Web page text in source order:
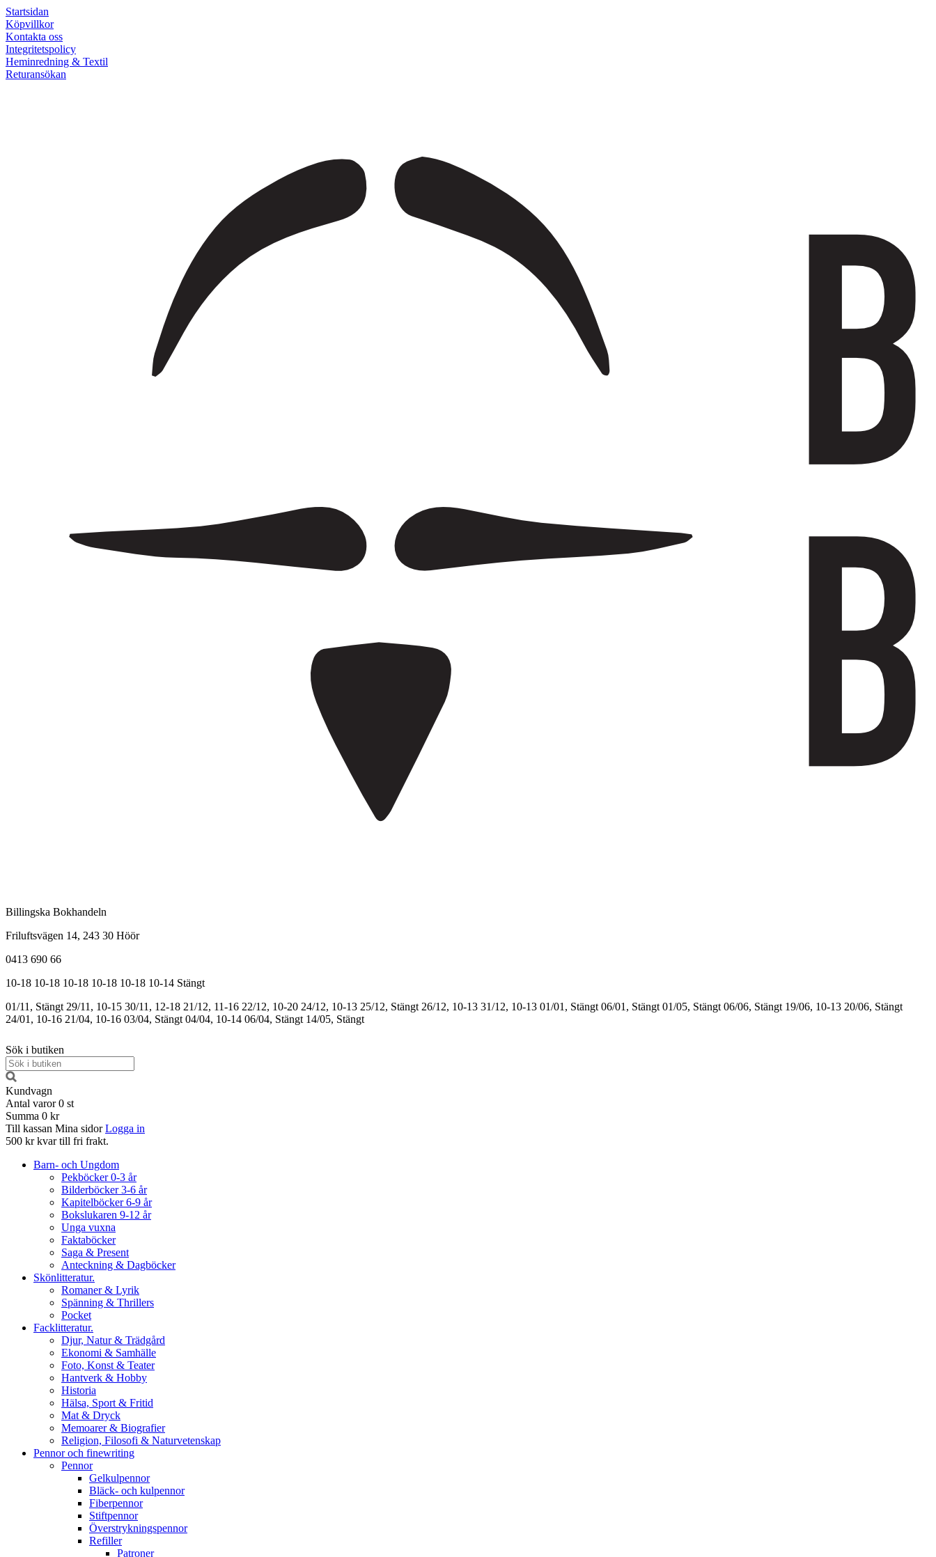
Startsidan
Köpvillkor
Kontakta oss
Integritetspolicy
Heminredning & Textil
Returansökan
Billingska Bokhandeln
Friluftsvägen 14, 243 30 Höör
0413 690 66
10-18 10-18 10-18 10-18 10-18 10-14 Stängt
01/11, Stängt 29/11, 10-15 30/11, 12-18 21/12, 11-16 22/12, 10-20 24/12, 10-13 25/12, Stängt 26/12, 10-13 31/12, 10-13 01/01, Stängt 06/01, Stängt 01/05, Stängt 06/06, Stängt 19/06, 10-13 20/06, Stängt
24/01, 10-16 21/04, 10-16 03/04, Stängt 04/04, 10-14 06/04, Stängt 14/05, Stängt
Sök i butiken
Kundvagn
Antal varor 0 st
Summa 0 kr
Till kassan Mina sidor Logga in
500 kr kvar till fri frakt.
Barn- och Ungdom
Pekböcker 0-3 år
Bilderböcker 3-6 år
Kapitelböcker 6-9 år
Bokslukaren 9-12 år
Unga vuxna
Faktaböcker
Saga & Present
Anteckning & Dagböcker
Skönlitteratur.
Romaner & Lyrik
Spänning & Thrillers
Pocket
Facklitteratur.
Djur, Natur & Trädgård
Ekonomi & Samhälle
Foto, Konst & Teater
Hantverk & Hobby
Historia
Hälsa, Sport & Fritid
Mat & Dryck
Memoarer & Biografier
Religion, Filosofi & Naturvetenskap
Pennor och finewriting
Pennor
Gelkulpennor
Bläck- och kulpennor
Fiberpennor
Stiftpennor
Överstrykningspennor
Refiller
Patroner